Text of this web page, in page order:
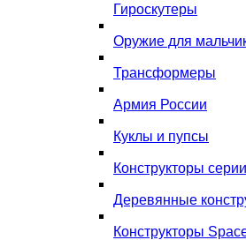
Гироскутеры
Оружие для
Трансформеры
Армия России
Куклы и пупсы
Конструкторы
Деревянные
Конструкторы